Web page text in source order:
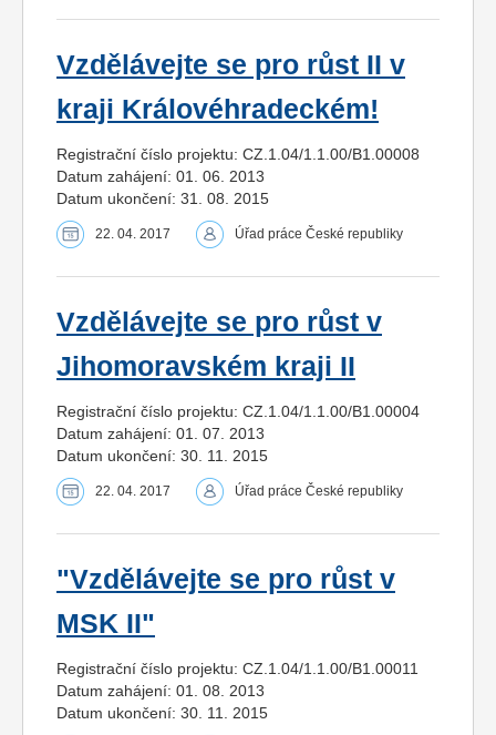
Vzdělávejte se pro růst II v
kraji Královéhradeckém!
Registrační číslo projektu: CZ.1.04/1.1.00/B1.00008
Datum zahájení: 01. 06. 2013
Datum ukončení: 31. 08. 2015
22. 04. 2017 Úřad práce České republiky
Vzdělávejte se pro růst v
Jihomoravském kraji II
Registrační číslo projektu: CZ.1.04/1.1.00/B1.00004
Datum zahájení: 01. 07. 2013
Datum ukončení: 30. 11. 2015
22. 04. 2017 Úřad práce České republiky
"Vzdělávejte se pro růst v
MSK II"
Registrační číslo projektu: CZ.1.04/1.1.00/B1.00011
Datum zahájení: 01. 08. 2013
Datum ukončení: 30. 11. 2015